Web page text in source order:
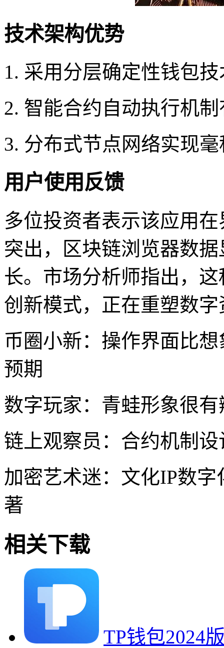
技术架构优势
1. 采用分层确定性钱包
2. 智能合约自动执行机
3. 分布式节点网络实现
用户使用反馈
多位投资者表示该应用
突出，区块链浏览器数
长。市场分析师指出，
创新模式，正在重塑数
币圈小新：操作界面比
预期
数字玩家：青蛙形象很
链上观察员：合约机制
加密艺术迷：文化IP数
著
相关下载
TP钱包2024